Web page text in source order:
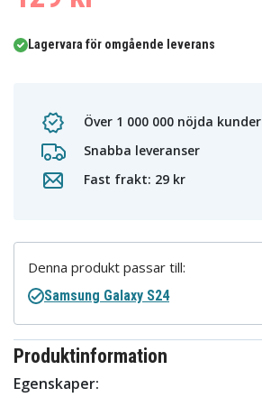
Lagervara för omgående leverans
Över 1 000 000 nöjda kunder
Snabba leveranser
Fast frakt: 29 kr
Produktinformation
Egenskaper:
Denna produkt passar till:
Samsung Galaxy S24